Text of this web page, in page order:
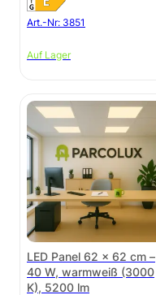
Art.-Nr: 3851
Auf Lager
LED Panel 62 × 62 cm –
40 W, warmweiß (3000
K), 5200 lm